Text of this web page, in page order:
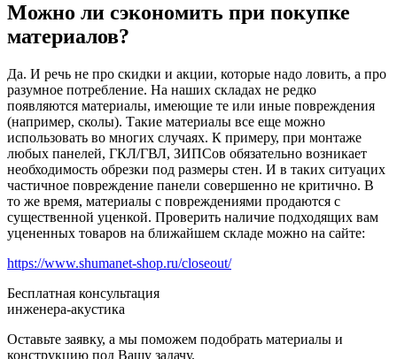
Можно ли сэкономить при покупке
материалов?
Да. И речь не про скидки и акции, которые надо ловить, а про
разумное потребление. На наших складах не редко
появляются материалы, имеющие те или иные повреждения
(например, сколы). Такие материалы все еще можно
использовать во многих случаях. К примеру, при монтаже
любых панелей, ГКЛ/ГВЛ, ЗИПСов обязательно возникает
необходимость обрезки под размеры стен. И в таких ситуацих
частичное повреждение панели совершенно не критично. В
то же время, материалы с повреждениями продаются с
существенной уценкой. Проверить наличие подходящих вам
уцененных товаров на ближайшем складе можно на сайте:
https://www.shumanet-shop.ru/closeout/
Бесплатная консультация
инженера-акустика
Оставьте заявку, а мы поможем подобрать материалы и
конструкцию под Вашу задачу.